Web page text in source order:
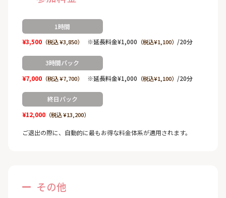
1時間
¥3,500（税込 ¥3,850） ※延長料金¥1,000 （税込¥1,100） /20分
3時間パック
¥7,000（税込 ¥7,700） ※延長料金¥1,000 （税込¥1,100） /20分
終日パック
¥12,000（税込 ¥13,200）
ご退出の際に、自動的に最もお得な料金体系が適用されます。
その他